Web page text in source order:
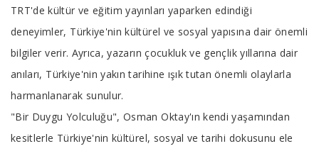
TRT'de kültür ve eğitim yayınları yaparken edindiği
deneyimler, Türkiye'nin kültürel ve sosyal yapısına dair önemli
bilgiler verir. Ayrıca, yazarın çocukluk ve gençlik yıllarına dair
anıları, Türkiye'nin yakın tarihine ışık tutan önemli olaylarla
harmanlanarak sunulur.
"Bir Duygu Yolculuğu", Osman Oktay'ın kendi yaşamından
kesitlerle Türkiye'nin kültürel, sosyal ve tarihi dokusunu ele